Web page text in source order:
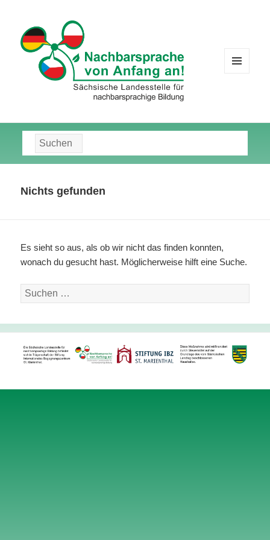
Suche
nach:
Nichts gefunden
Es sieht so aus, als ob wir nicht das finden konnten,
wonach du gesucht hast. Möglicherweise hilft eine Suche.
Suche
nach: